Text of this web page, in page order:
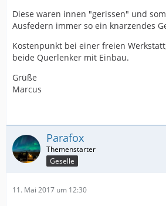
Diese waren innen "gerissen" und
Ausfedern immer so ein knarzendes
Kostenpunkt bei einer freien
beide Querlenker mit Einbau.
Grüße
Marcus
Parafox
Geselle
11. Mai 2017 um 12:30